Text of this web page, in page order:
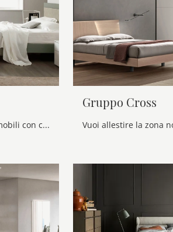
Scopri Comodini moderni e mobili con cassetti Maronese! Il modello Gruppo Jazz realizzato in melaminico è la scelta ideale.
Gruppo Cross